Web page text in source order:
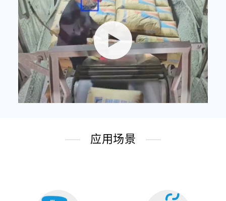
应用场景